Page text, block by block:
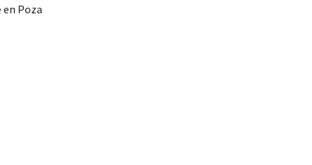
Poza